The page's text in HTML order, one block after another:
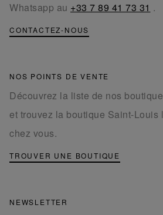
Whatsapp au +33 7 89 41 73 31 .
CONTACTEZ-NOUS
NOS POINTS DE VENTE
Découvrez la liste de nos
et trouvez la boutique Saint-Louis
chez vous.
TROUVER UNE BOUTIQUE
NEWSLETTER